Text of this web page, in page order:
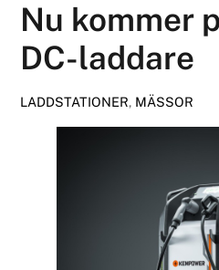
Nu kommer
DC-laddare
LADDSTATIONER, MÄSSOR